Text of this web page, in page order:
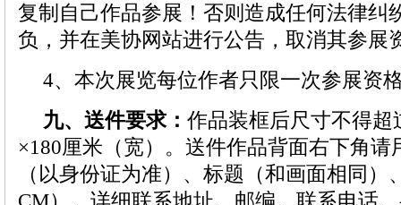
复制自己作品参展！否则造成任何法律纠
负，并在美协网站进行公告，取消其参展
4、本次展览每位作者只限一次参展资
九、送件要求：作品装框后尺寸不得超
×180厘米（宽）。送件作品背面右下角请
（以身份证为准）、标题（和画面相同）